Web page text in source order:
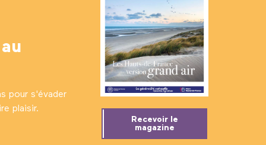
pour s'évader
plaisir.
Recevoir le
magazine